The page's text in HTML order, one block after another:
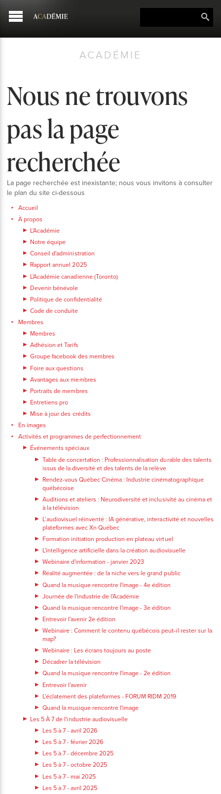
ACADÉMIE
Nous ne trouvons
pas la page
recherchée
La page recherchée est inexistante; nous vous invitons à consulter
le plan du site ci-dessous
Accueil
À propos
L'Académie
Notre équipe
Conseil d'administration
Rapport annuel 2025
L'Académie canadienne (Toronto)
Devenir bénévole
Politique de confidentialité
Code de conduite
Membres
Membres
Adhésion et Tarifs
Groupe facebook des membres
Foire aux questions
Avantages aux membres
Portraits de membres
Entretiens pro
Mise à jour des crédits
En images
Activités et programmes de perfectionnement
Événements spéciaux
Table de concertation : Professionnalisation durable des talents
issus de la diversité et des talents de la relève
Rendez-vous Québec Cinéma : Industrie cinématographique
québécoise
Auditions et ateliers : Neurodiversité et inclusivité au cinéma et
à la télévision
L’audiovisuel réinventé : IA générative, interactivité et nouvelles
plateformes avec Xn Québec
Formation initiation production en plateau virtuel
L'intelligence artificielle dans la création audiovisuelle
Webinaire d'information - janvier 2023
Réalité augmentée : de la niche vers le grand public
Quand la musique rencontre l'image - 4e édition
Journée de l'industrie de l'Académie
Quand la musique rencontre l'image - 3e édition
Entrevoir l'avenir 2e édition
Webinaire : Comment le contenu québécois peut-il rester sur la
map?
Webinaire : Les écrans toujours au poste
Décadrer la télévision
Quand la musique rencontre l'image - 2e édition
Entrevoir l'avenir
L'éclatement des plateformes - FORUM RIDM 2019
Quand la musique rencontre l'image
Les 5 À 7 de l'industrie audiovisuelle
Les 5 à 7 - avril 2026
Les 5 à 7 - février 2026
Les 5 à 7 - décembre 2025
Les 5 à 7 - octobre 2025
Les 5 à 7 - mai 2025
Les 5 à 7 - avril 2025